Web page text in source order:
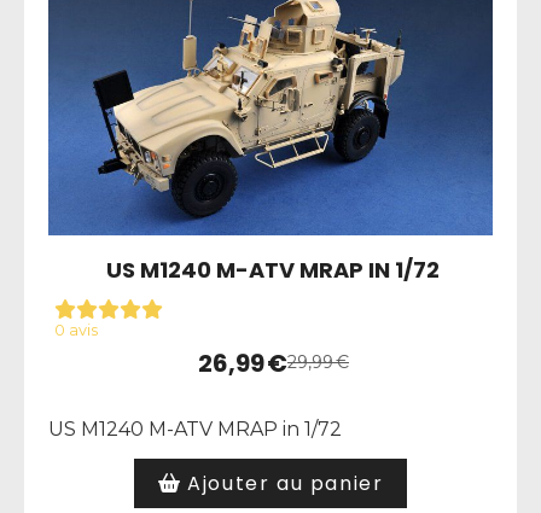
US M1240 M-ATV MRAP IN 1/72
0 avis
26,99€29,99€
US M1240 M-ATV MRAP in 1/72
Ajouter au panier